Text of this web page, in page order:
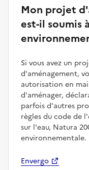
Mon projet
est-il soumis
Si vous avez un
d'aménagement,
autorisation en
d'aménager,
parfois d'autres
règles du code de
sur l'eau, Natura
environnementale.
Envergo